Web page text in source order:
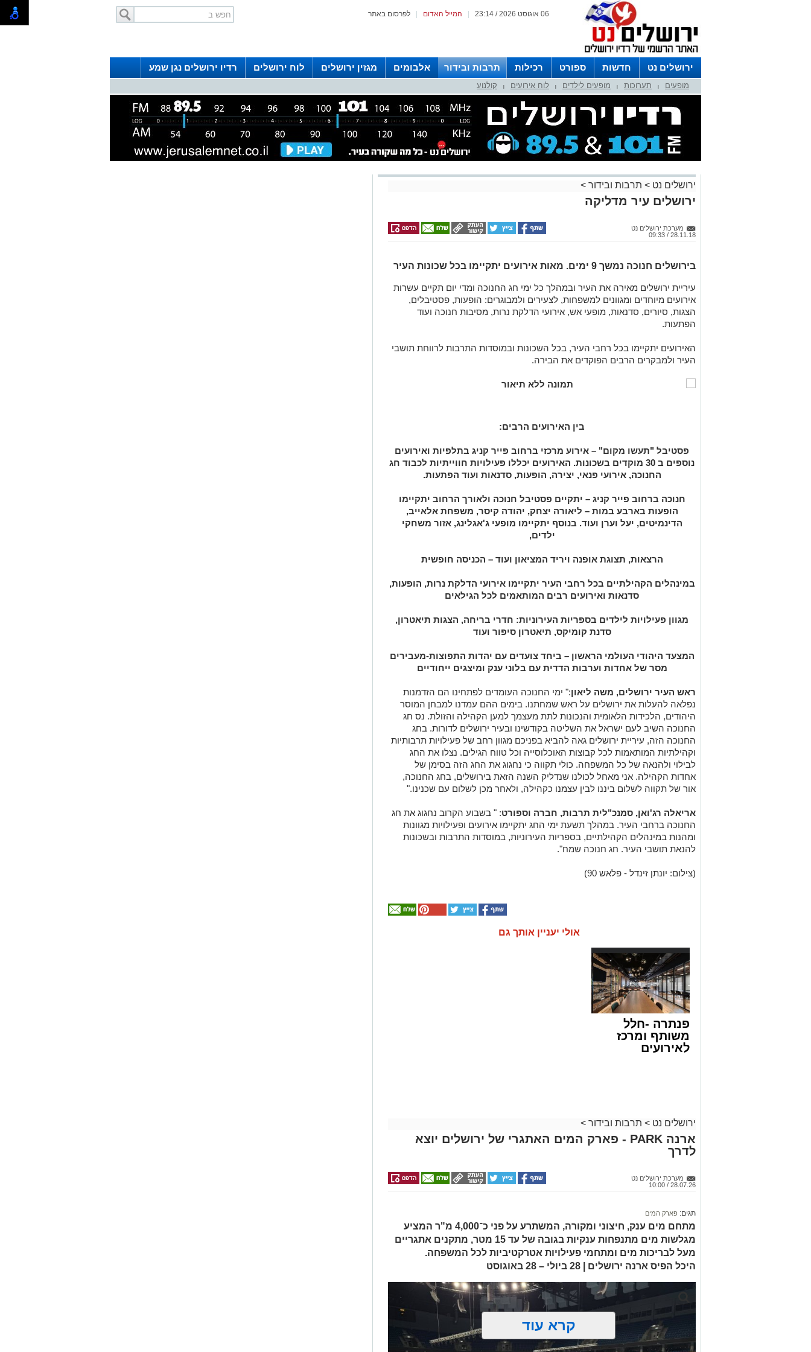
לפרסום באתר המייל האדום 06 אוגוסט 2026 / 23:14
ירושלים נט חדשות ספורט רכילות תרבות ובידור אלבומים מגזין ירושלים לוח ירושלים
רדיו ירושלים נגן שמע
לפרסום ברדיו צרו קשר
לוח שדורים רדיו ירושלים מופעים תערוכות מופעים לילדים לוח אירועים קולנוע
ירושלים נט > תרבות ובידור >
ירושלים עיר מדליקה
מערכת ירושלים נט
28.11.18 / 09:33
בירושלים חנוכה נמשך 9 ימים. מאות אירועים יתקיימו בכל שכונות העיר
עיריית ירושלים מאירה את העיר ובמהלך כל ימי חג החנוכה ומדי יום תקיים עשרות
אירועים מיוחדים ומגוונים למשפחות, לצעירים ולמבוגרים: הופעות, פסטיבלים,
הצגות, סיורים, סדנאות, מופעי אש, אירועי הדלקת נרות, מסיבות חנוכה ועוד
הפתעות.
האירועים יתקיימו בכל רחבי העיר, בכל השכונות ובמוסדות התרבות לרווחת תושבי
העיר ולמבקרים הרבים הפוקדים את הבירה.
בין האירועים הרבים:
פסטיבל "תעשו מקום" – אירוע מרכזי ברחוב פייר קניג בתלפיות ואירועים
נוספים ב 30 מוקדים בשכונות. האירועים יכללו פעילויות חווייתיות לכבוד חג
החנוכה, אירועי פנאי, יצירה, הופעות, סדנאות ועוד הפתעות.
חנוכה ברחוב פייר קניג – יתקיים פסטיבל חנוכה ולאורך הרחוב יתקיימו
הופעות בארבע במות – ליאורה יצחק, יהודה קיסר, משפחת אלאייב,
הדינמיטים, יעל וערן ועוד. בנוסף יתקיימו מופעי ג'אגלינג, אזור משחקי
ילדים,
הרצאות, תצוגת אופנה ויריד המציאון ועוד – הכניסה חופשית
במינהלים הקהילתיים בכל רחבי העיר יתקיימו אירועי הדלקת נרות, הופעות,
סדנאות ואירועים רבים המותאמים לכל הגילאים
מגוון פעילויות לילדים בספריות העירוניות: חדרי בריחה, הצגות תיאטרון,
סדנת קומיקס, תיאטרון סיפור ועוד
המצעד היהודי העולמי הראשון – ביחד צועדים עם יהדות התפוצות-מעבירים
מסר של אחדות וערבות הדדית עם בלוני ענק ומיצגים ייחודיים
ראש העיר ירושלים, משה ליאון:" ימי החנוכה העומדים לפתחינו הם הזדמנות
נפלאה להעלות את ירושלים על ראש שמחתנו. בימים ההם עמדנו למבחן המוסר
היהודים, הלכידות הלאומית והנכונות לתת מעצמך למען הקהילה והזולת. נס חג
החנוכה השיב לעם ישראל את השליטה בקודשינו ובעיר ירושלים לדורות. בחג
החנוכה הזה, עיריית ירושלים גאה להביא בפניכם מגוון רחב של פעילויות תרבותיות
וקהילתיות המותאמות לכל קבוצות האוכלוסייה וכל טווח הגילים. נצלו את החג
לבילוי ולהנאה של כל המשפחה. כולי תקווה כי נחגוג את החג הזה בסימן של
אחדות הקהילה. אני מאחל לכולנו שנדליק השנה הזאת בירושלים, בחג החנוכה,
אור של תקווה לשלום ביננו לבין עצמנו כקהילה, ולאחר מכן לשלום עם שכנינו."
אריאלה רג'ואן, סמנכ"לית תרבות, חברה וספורט: " בשבוע הקרוב נחגוג את חג
החנוכה ברחבי העיר. במהלך תשעת ימי החג יתקיימו אירועים ופעילויות מגוונות
ומהנות במינהלים הקהילתיים, בספריות העירוניות, במוסדות התרבות ובשכונות
להנאת תושבי העיר. חג חנוכה שמח".
(צילום: יונתן זינדל - פלאש 90)
אולי יעניין אותך גם
פנתרה -חלל
משותף ומרכז
לאירועים
ירושלים נט > תרבות ובידור >
ארנה PARK - פארק המים האתגרי של ירושלים יוצא
לדרך
מערכת ירושלים נט
28.07.26 / 10:00
תגים: פארק המים
מתחם מים ענק, חיצוני ומקורה, המשתרע על פני כ־4,000 מ"ר המציע
מגלשות מים מתנפחות ענקיות בגובה של עד 15 מטר, מתקנים אתגריים
מעל לבריכות מים ומתחמי פעילויות אטרקטיביות לכל המשפחה.
היכל הפיס ארנה ירושלים | 28 ביולי – 28 באוגוסט
קרא עוד